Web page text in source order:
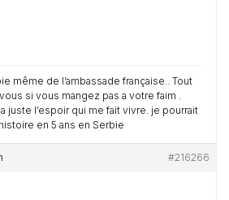
même de l’ambassade française.. Tout
si vous mangez pas a votre faim .
juste l’espoir qui me fait vivre. je pourrait
en 5 ans en Serbie
#216266